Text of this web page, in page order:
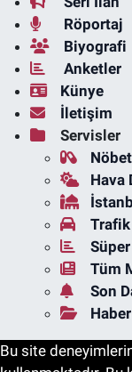
Röportaj
Biyografi
Anketler
Künye
İletişim
Servisler
Hava
Tüm
Son
Bu site